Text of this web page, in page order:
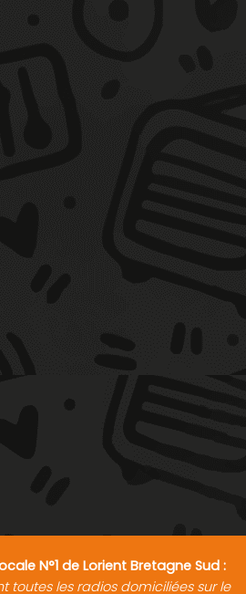
N°1 de Lorient Bretagne Sud :
toutes les radios domiciliées sur le